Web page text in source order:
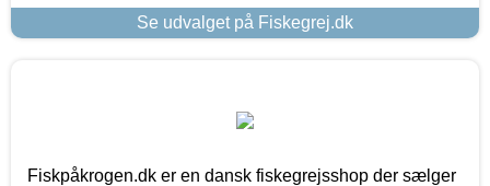
Se udvalget på Fiskegrej.dk
Fiskpåkrogen.dk er en dansk fiskegrejsshop der sælger